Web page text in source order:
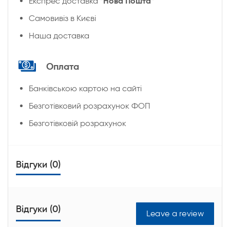
Cамовивіз в Києві
Наша доставка
Оплата
Банківською картою на сайті
Безготівковий розрахунок ФОП
Безготівковій розрахунок
Відгуки (0)
Відгуки (0) Leave a review